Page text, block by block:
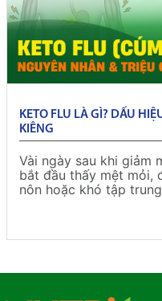
KETO FLU LÀ GÌ? DẤU
KIÊNG
Vài ngày sau khi giảm
bắt đầu thấy mệt mỏi,
nôn hoặc khó tập